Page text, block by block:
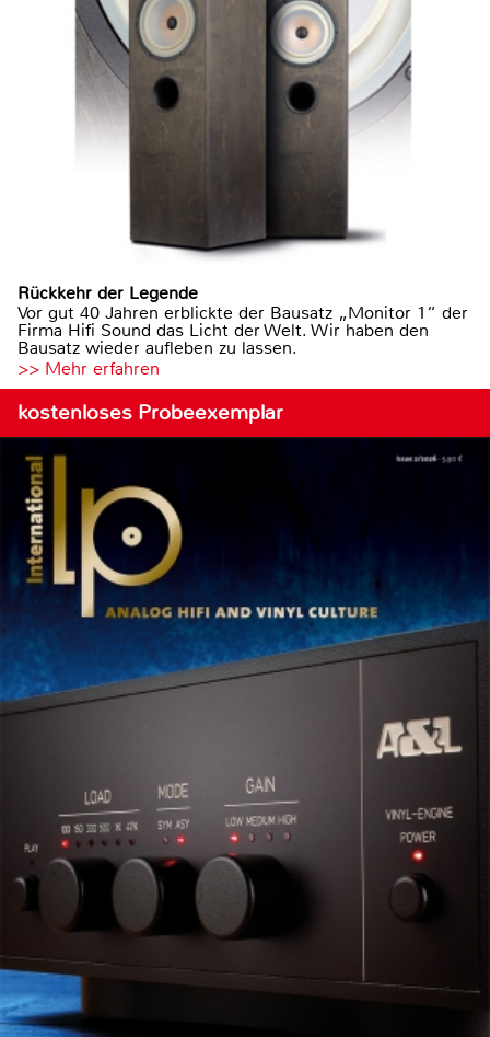
Rückkehr der Legende
Vor gut 40 Jahren erblickte der Bausatz „Monitor 1“ der
Firma Hifi Sound das Licht der Welt. Wir haben den
Bausatz wieder aufleben zu lassen.
>> Mehr erfahren
kostenloses Probeexemplar